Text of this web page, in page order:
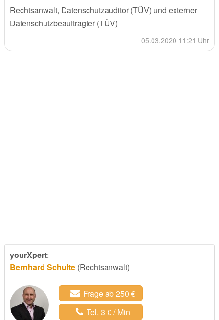
Rechtsanwalt, Datenschutzauditor (TÜV) und externer
Datenschutzbeauftragter (TÜV)
05.03.2020 11:21 Uhr
yourXpert:
Bernhard Schulte(Rechtsanwalt)
Frage ab 250 €
Tel. 3 € / Min